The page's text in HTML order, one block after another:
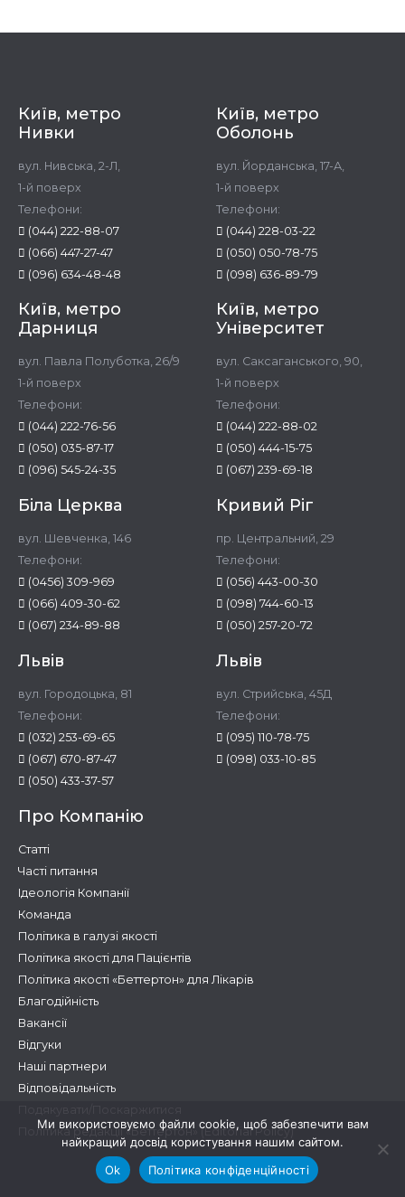
Київ, метро
Нивки
вул. Нивська, 2-Л,
1-й поверх
Телефони:
(044) 222-88-07
(066) 447-27-47
(096) 634-48-48
Київ, метро
Оболонь
вул. Йорданська, 17-А,
1-й поверх
Телефони:
(044) 228-03-22
(050) 050-78-75
(098) 636-89-79
Київ, метро
Дарниця
вул. Павла Полуботка, 26/9
1-й поверх
Телефони:
(044) 222-76-56
(050) 035-87-17
(096) 545-24-35
Київ, метро
Університет
вул. Саксаганського, 90,
1-й поверх
Телефони:
(044) 222-88-02
(050) 444-15-75
(067) 239-69-18
Біла Церква
вул. Шевченка, 146
Телефони:
(0456) 309-969
(066) 409-30-62
(067) 234-89-88
Кривий Ріг
пр. Центральний, 29
Телефони:
(056) 443-00-30
(098) 744-60-13
(050) 257-20-72
Львів
вул. Городоцька, 81
Телефони:
(032) 253-69-65
(067) 670-87-47
(050) 433-37-57
Львів
вул. Стрийська, 45Д
Телефони:
(095) 110-78-75
(098) 033-10-85
Про Компанію
Статті
Часті питання
Ідеологія Компанії
Команда
Політика в галузі якості
Політика якості для Пацієнтів
Політика якості «Беттертон» для Лікарів
Благодійність
Вакансії
Відгуки
Наші партнери
Відповідальність
Політика редакції «Беттертон» (Editorial Policy)
Ми використовуємо файли cookie, щоб забезпечити вам
найкращий досвід користування нашим сайтом.
Ok
Політика конфіденційності